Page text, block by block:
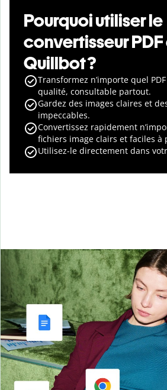
Pourquoi utiliser le
convertisseur PDF
Quillbot ?
Transformez n’importe quel
qualité, consultable partout.
Gardez des images claires et
impeccables.
Convertissez rapidement
fichiers image clairs et faciles à
Utilisez-le directement dans